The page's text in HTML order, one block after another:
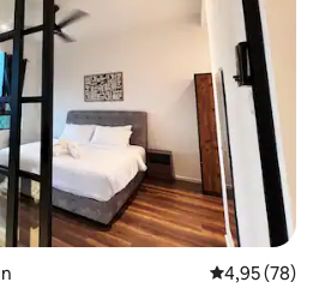
4,95 de uma
4,95 (78)